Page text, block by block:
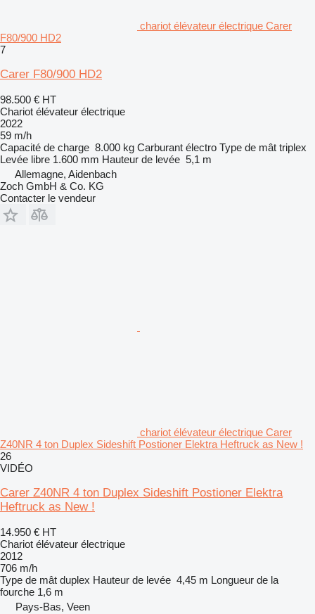
chariot élévateur électrique Carer
F80/900 HD2
7
Carer F80/900 HD2
98.500 € HT
Chariot élévateur électrique
2022
59 m/h
Capacité de charge 8.000 kg Carburant électro Type de mât triplex
Levée libre 1.600 mm Hauteur de levée 5,1 m
Allemagne, Aidenbach
Zoch GmbH & Co. KG
Contacter le vendeur
chariot élévateur électrique Carer
Z40NR 4 ton Duplex Sideshift Postioner Elektra Heftruck as New !
26
VIDÉO
Carer Z40NR 4 ton Duplex Sideshift Postioner Elektra
Heftruck as New !
14.950 € HT
Chariot élévateur électrique
2012
706 m/h
Type de mât duplex Hauteur de levée 4,45 m Longueur de la
fourche 1,6 m
Pays-Bas, Veen